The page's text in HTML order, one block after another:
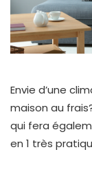
Envie d’une
maison au
qui fera
en 1 très